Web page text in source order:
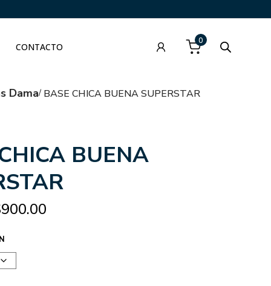
CONTACTO
0
Dama BASE CHICA BUENA SUPERSTAR
BUENA
900.00